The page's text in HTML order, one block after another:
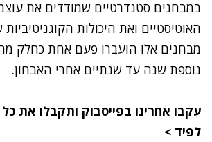
במבחנים סטנדרטיים שמודדים את
האוטיסטיים ואת היכולות
מבחנים אלו הועברו פעם אחת כחלק
נוספת שנה עד שנתיים אחרי האבחון.
עקבו אחרינו בפייסבוק ותקבלו את
לפיד >